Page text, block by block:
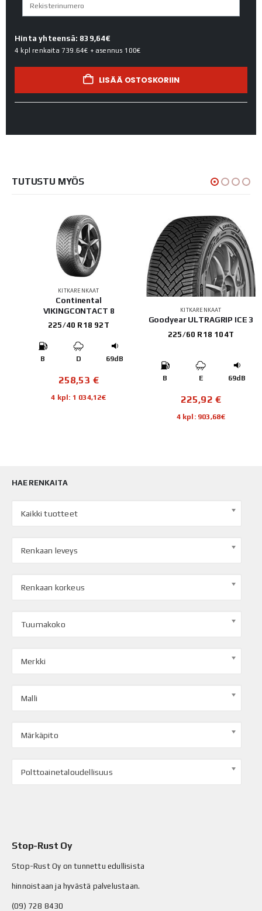
Hinta yhteensä: 839,64€
4 kpl renkaita 739.64€ + asennus 100€
LISÄÄ OSTOSKORIIN
TUTUSTU MYÖS
KITKARENKAAT
Continental
VIKINGCONTACT 8
225/40 R18 92T
B D 69dB
258,53€
4 kpl: 1 034,12€
KITKARENKAAT
Goodyear ULTRAGRIP ICE 3
225/60 R18 104T
B E 69dB
225,92€
4 kpl: 903,68€
HAE RENKAITA
Kaikki tuotteet
Renkaan leveys
Renkaan korkeus
Tuumakoko
Merkki
Malli
Märkäpito
Polttoainetaloudellisuus
Stop-Rust Oy
Stop-Rust Oy on tunnettu edullisista
hinnoistaan ja hyvästä palvelustaan.
(09) 728 8430